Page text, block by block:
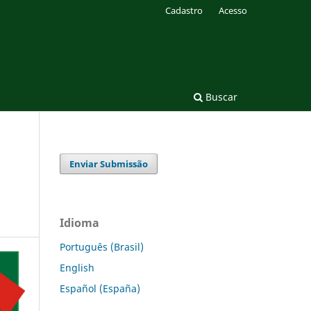
Buscar
Cadastro Acesso
Enviar Submissão
Idioma
Português (Brasil)
English
Español (España)